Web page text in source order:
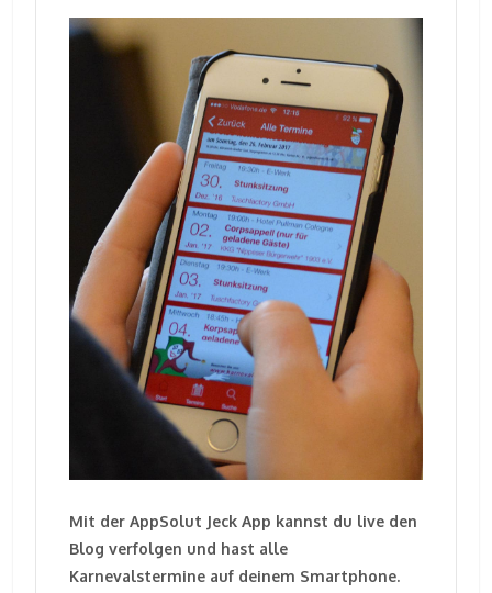
Mit der AppSolut Jeck App kannst du live den
Blog verfolgen und hast alle
Karnevalstermine auf deinem Smartphone.